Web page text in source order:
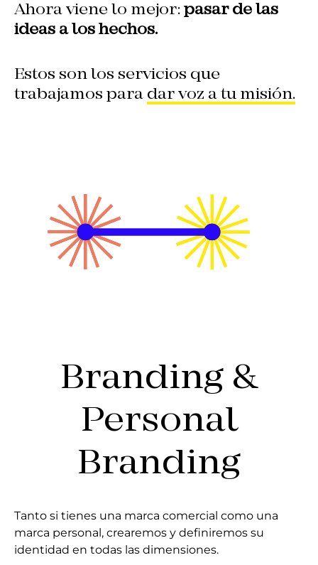
Ahora viene lo mejor:pasar de las
ideas a los hechos.
Estos son los servicios que
trabajamos para dar voz a tu misión.
Branding &
Personal
Branding
Tanto si tienes una marca comercial como una
marca personal, crearemos y definiremos su
identidad en todas las dimensiones.